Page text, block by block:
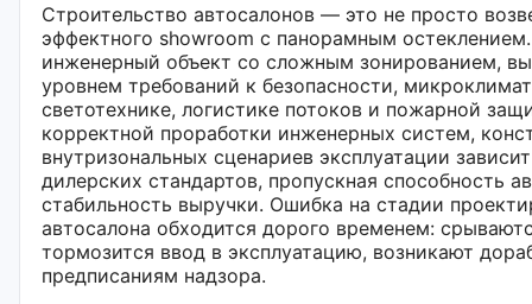
Строительство автосалонов — это не просто
эффектного showroom с панорамным
инженерный объект со сложным зонированием,
уровнем требований к безопасности,
светотехнике, логистике потоков и пожарной
корректной проработки инженерных систем,
внутризональных сценариев эксплуатации
дилерских стандартов, пропускная способность
стабильность выручки. Ошибка на стадии
автосалона обходится дорого временем:
тормозится ввод в эксплуатацию, возникают
предписаниям надзора.